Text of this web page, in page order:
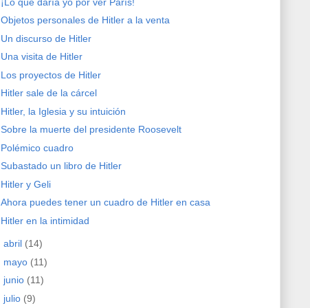
Objetos personales de Hitler a la venta
Un discurso de Hitler
Una visita de Hitler
Los proyectos de Hitler
Hitler sale de la cárcel
Hitler, la Iglesia y su intuición
Sobre la muerte del presidente Roosevelt
Polémico cuadro
Subastado un libro de Hitler
Hitler y Geli
Ahora puedes tener un cuadro de Hitler en casa
Hitler en la intimidad
abril (14)
mayo (11)
junio (11)
julio (9)